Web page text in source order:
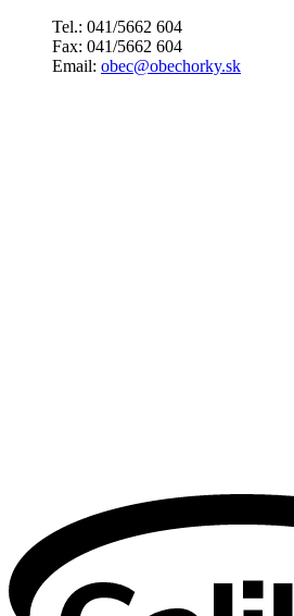
Tel.: 041/5662 604
Fax: 041/5662 604
Email: obec@obechorky.sk